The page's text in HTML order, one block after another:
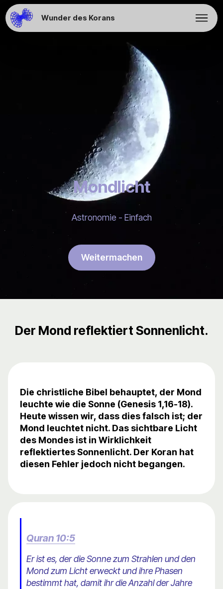
Wunder des Korans
Mondlicht
Astronomie - Einfach
Weitermachen
Der Mond reflektiert Sonnenlicht.
Die christliche Bibel behauptet, der Mond
leuchte wie die Sonne (Genesis 1,16-18).
Heute wissen wir, dass dies falsch ist; der
Mond leuchtet nicht. Das sichtbare Licht
des Mondes ist in Wirklichkeit
reflektiertes Sonnenlicht. Der Koran hat
diesen Fehler jedoch nicht begangen.
Quran 10:5
Er ist es, der die Sonne zum Strahlen und den
Mond zum Licht erweckt und ihre Phasen
bestimmt hat, damit ihr die Anzahl der Jahre